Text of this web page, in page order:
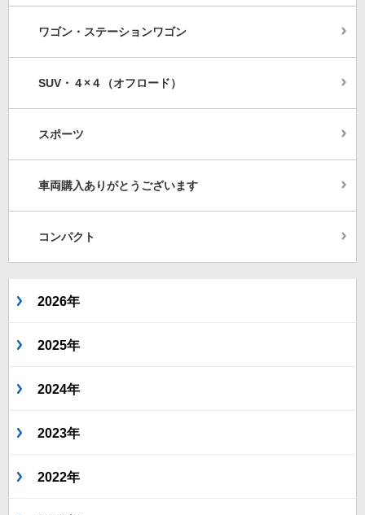
ワゴン・ステーションワゴン
SUV・４×４（オフロード）
スポーツ
車両購入ありがとうございます
コンパクト
2026年
2025年
2024年
2023年
2022年